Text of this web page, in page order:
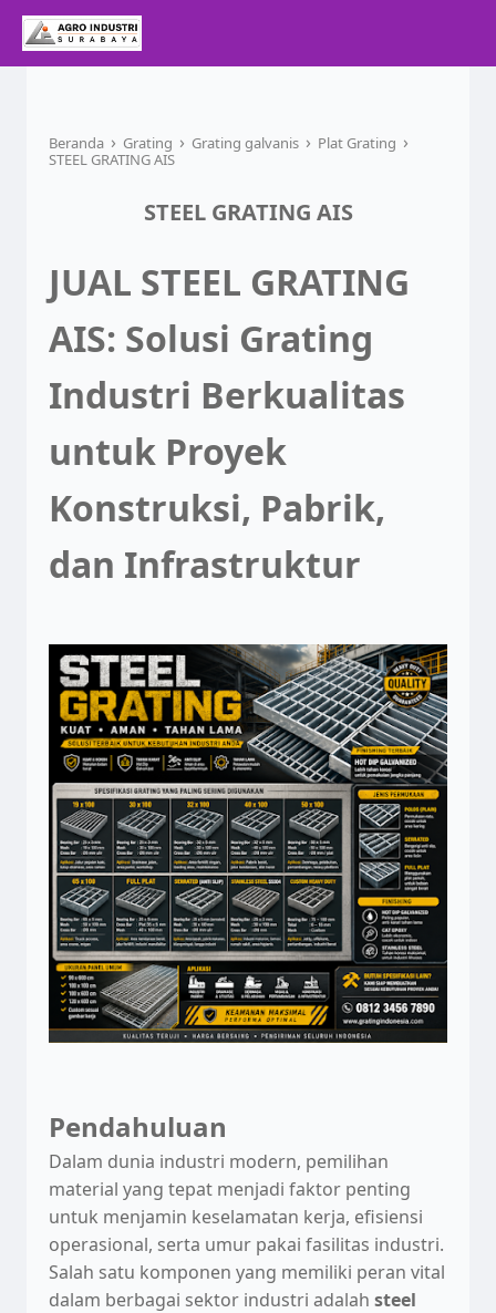
Beranda › Grating › Grating galvanis › Plat Grating ›
STEEL GRATING AIS
STEEL GRATING AIS
JUAL STEEL GRATING
AIS: Solusi Grating
Industri Berkualitas
untuk Proyek
Konstruksi, Pabrik,
dan Infrastruktur
Pendahuluan
Dalam dunia industri modern, pemilihan
material yang tepat menjadi faktor penting
untuk menjamin keselamatan kerja, efisiensi
operasional, serta umur pakai fasilitas industri.
Salah satu komponen yang memiliki peran vital
dalam berbagai sektor industri adalah steel